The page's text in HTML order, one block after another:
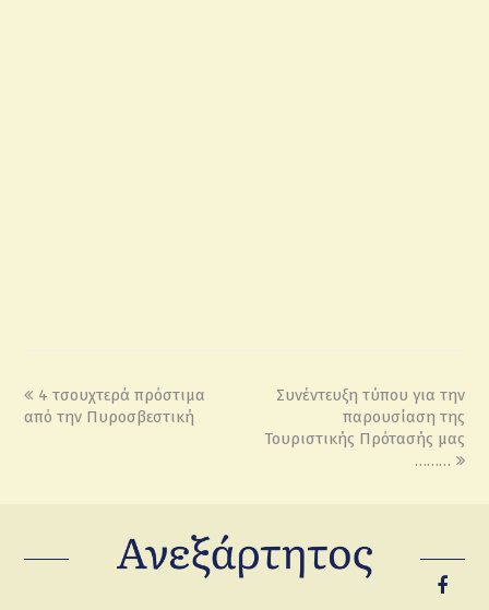
4 τσουχτερά πρόστιμα
από την Πυροσβεστική
Συνέντευξη τύπου για την
παρουσίαση της
Τουριστικής Πρότασής μας
………